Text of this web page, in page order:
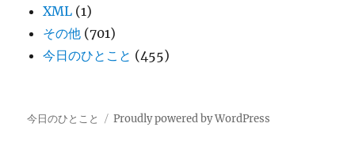
XML (1)
その他 (701)
今日のひとこと (455)
今日のひとこと Proudly powered by WordPress